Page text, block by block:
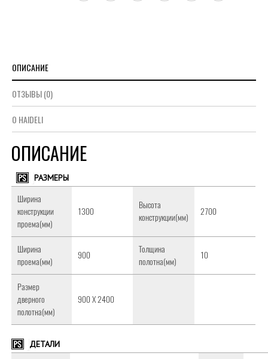
ОПИСАНИЕ
ОТЗЫВЫ (0)
О HAIDELI
ОПИСАНИЕ
РАЗМЕРЫ
Ширина
конструкции
проема(мм)
1300
Высота
конструкции(мм)
2700
Ширина
проема(мм)
900
Толщина
полотна(мм)
10
Размер
дверного
полотна(мм)
900 Х 2400
ДЕТАЛИ